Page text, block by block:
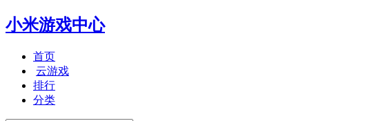
小米游戏中心
首页
云游戏
排行
分类